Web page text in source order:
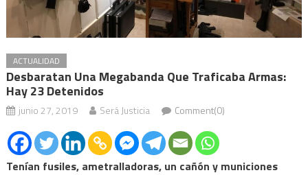
ACTUALIDAD
Desbaratan Una Megabanda Que Traficaba Armas:
Hay 23 Detenidos
junio 27, 2019 Será Justicia Comment(0)
Tenían fusiles, ametralladoras, un cañón y municiones